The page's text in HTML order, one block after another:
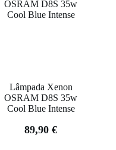
Lâmpada Xenon
OSRAM D8S 35w
Cool Blue Intense
89,90€